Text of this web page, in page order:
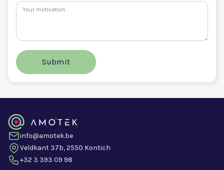
info@amotek.be
Veldkant 37b, 2550 Kontich
+32 3 393 09 98